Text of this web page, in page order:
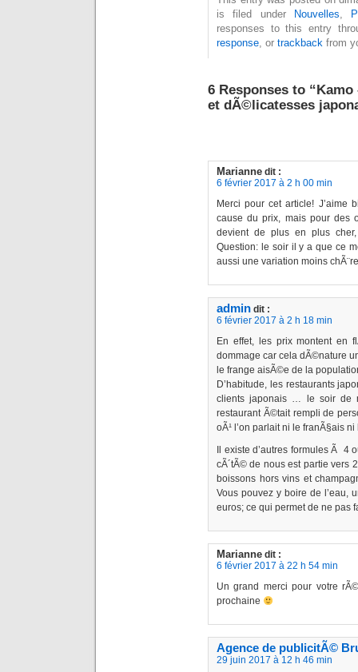
is filed under
Nouvelles,
responses to this entry
response, or trackback from
6 Responses to
et dÃ©licatesses
Marianne dit :
6 février 2017 à 2 h 00 min
Merci pour cet article! J’aime
cause du prix, mais pour des
devient de plus en plus
Question: le soir il y a que ce
aussi une variation moins
admin dit :
6 février 2017 à 2 h 18 min
En effet, les prix montent en
dommage car cela dÃ©nature
le frange aisÃ©e de la
D’habitude, les restaurants
clients japonais … le soir de
restaurant Ã©tait rempli de
oÃ¹ l’on parlait ni le franÃ§ais
Il existe d’autres formules Ã
cÃ´tÃ© de nous est partie vers
boissons hors vins et
Vous pouvez y boire de l’eau,
euros; ce qui permet de ne pas
Marianne dit :
6 février 2017 à 22 h 54 min
Un grand merci pour votre
prochaine
Agence de publicitÃ©
29 juin 2017 à 12 h 46 min